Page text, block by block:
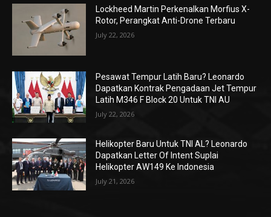
Lockheed Martin Perkenalkan Morfius X-
Rotor, Perangkat Anti-Drone Terbaru
July 22, 2026
Pesawat Tempur Latih Baru? Leonardo
Dapatkan Kontrak Pengadaan Jet Tempur
Latih M346 F Block 20 Untuk TNI AU
July 22, 2026
Helikopter Baru Untuk TNI AL? Leonardo
Dapatkan Letter Of Intent Suplai
Helikopter AW149 Ke Indonesia
July 21, 2026